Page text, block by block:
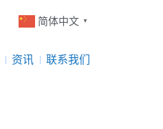
简体中文 ▼
资讯 联系我们